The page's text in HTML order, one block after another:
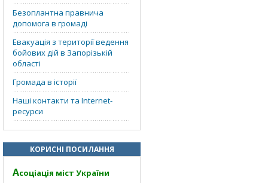
Безоплантна правнича
допомога в громаді
Евакуація з території ведення
бойових дій в Запорізькій
області
Громада в історії
Наші контакти та Internet-
ресурси
КОРИСНІ ПОСИЛАННЯ
Асоціація міст України